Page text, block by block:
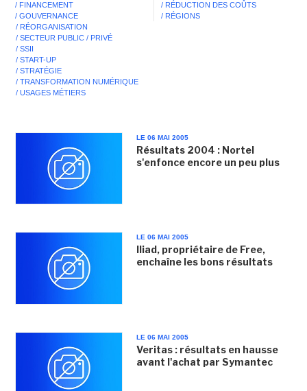
/ FINANCEMENT
/ GOUVERNANCE
/ RÉDUCTION DES COÛTS
/ RÉGIONS
/ RÉORGANISATION
/ SECTEUR PUBLIC / PRIVÉ
/ SSII
/ START-UP
/ STRATÉGIE
/ TRANSFORMATION NUMÉRIQUE
/ USAGES MÉTIERS
LE 06 MAI 2005
Résultats 2004 : Nortel
s'enfonce encore un peu plus
LE 06 MAI 2005
Iliad, propriétaire de Free,
enchaîne les bons résultats
LE 06 MAI 2005
Veritas : résultats en hausse
avant l'achat par Symantec